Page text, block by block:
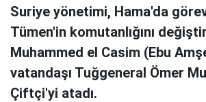
Suriye yönetimi, Hama'da
Tümen'in komutanlığını
Muhammed el Casim (Ebu
vatandaşı Tuğgeneral Ömer
Çiftçi'yi atadı.